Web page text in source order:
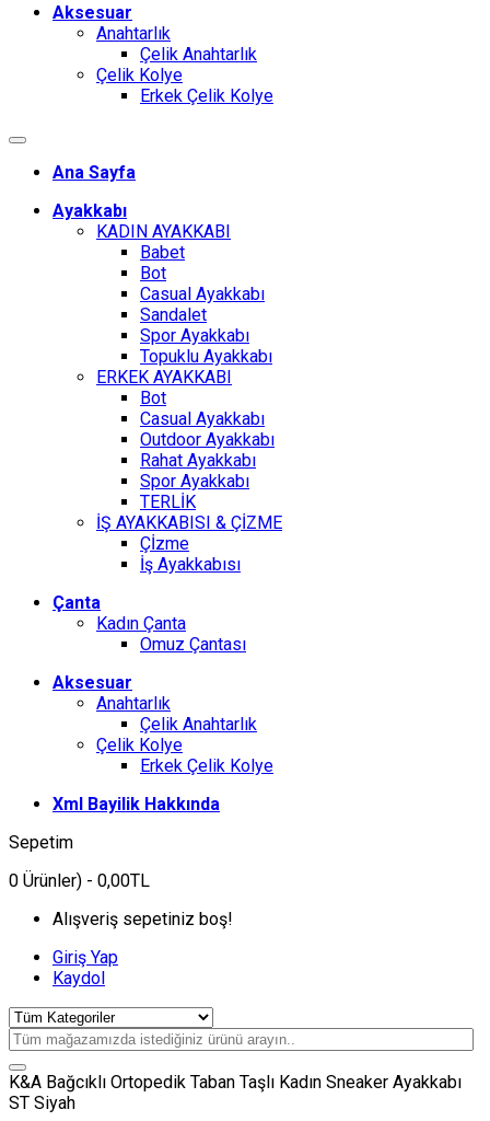
Aksesuar
Anahtarlık
Çelik Anahtarlık
Çelik Kolye
Erkek Çelik Kolye
Ana Sayfa
Ayakkabı
KADIN AYAKKABI
Babet
Bot
Casual Ayakkabı
Sandalet
Spor Ayakkabı
Topuklu Ayakkabı
ERKEK AYAKKABI
Bot
Casual Ayakkabı
Outdoor Ayakkabı
Rahat Ayakkabı
Spor Ayakkabı
TERLİK
İŞ AYAKKABISI & ÇİZME
Çİzme
İş Ayakkabısı
Çanta
Kadın Çanta
Omuz Çantası
Aksesuar
Anahtarlık
Çelik Anahtarlık
Çelik Kolye
Erkek Çelik Kolye
Xml Bayilik Hakkında
Sepetim
0 Ürünler) - 0,00TL
Alışveriş sepetiniz boş!
Giriş Yap
Kaydol
K&A Bağcıklı Ortopedik Taban Taşlı Kadın Sneaker Ayakkabı
ST Siyah